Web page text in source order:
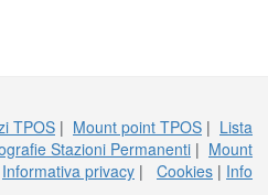
TPOS | Mount point TPOS | Lista
Stazioni Permanenti | Mount
Informativa privacy | Cookies | Info